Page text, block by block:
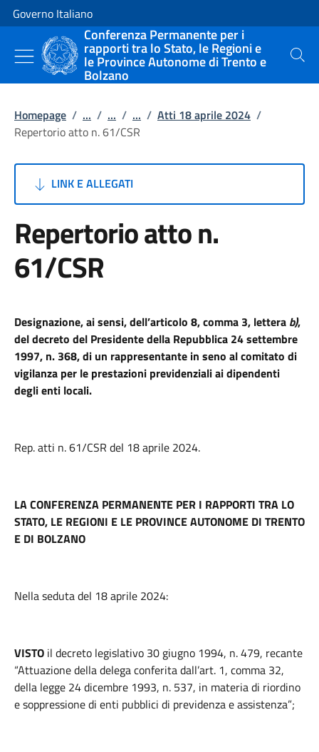
Vai al contenuto
Vai alla navigazione del sito
Governo Italiano
Conferenza Permanente per i
rapporti tra lo Stato, le Regioni e
le Province Autonome di Trento e
Bolzano
Cerca
Homepage / ... / ... / ... / Atti 18 aprile 2024 /
Repertorio atto n. 61/CSR
LINK E ALLEGATI
Repertorio atto n.
61/CSR
Designazione, ai sensi, dell’articolo 8, comma 3, lettera b),
del decreto del Presidente della Repubblica 24 settembre
1997, n. 368, di un rappresentante in seno al comitato di
vigilanza per le prestazioni previdenziali ai dipendenti
degli enti locali.
Rep. atti n. 61/CSR del 18 aprile 2024.
LA CONFERENZA PERMANENTE PER I RAPPORTI TRA LO
STATO, LE REGIONI E LE PROVINCE AUTONOME DI TRENTO
E DI BOLZANO
Nella seduta del 18 aprile 2024:
VISTO il decreto legislativo 30 giugno 1994, n. 479, recante
“Attuazione della delega conferita dall’art. 1, comma 32,
della legge 24 dicembre 1993, n. 537, in materia di riordino
e soppressione di enti pubblici di previdenza e assistenza”;